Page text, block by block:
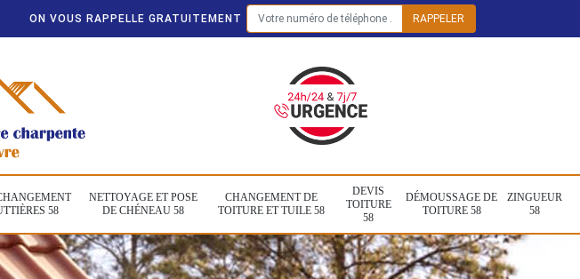
ON VOUS RAPPELLE GRATUITEMENT
58
NETTOYAGE ET POSE
DE CHÉNEAU 58
CHANGEMENT DE
TOITURE ET TUILE 58
DEVIS
TOITURE
58
DÉMOUSSAGE DE
TOITURE 58
ZINGUEUR
58